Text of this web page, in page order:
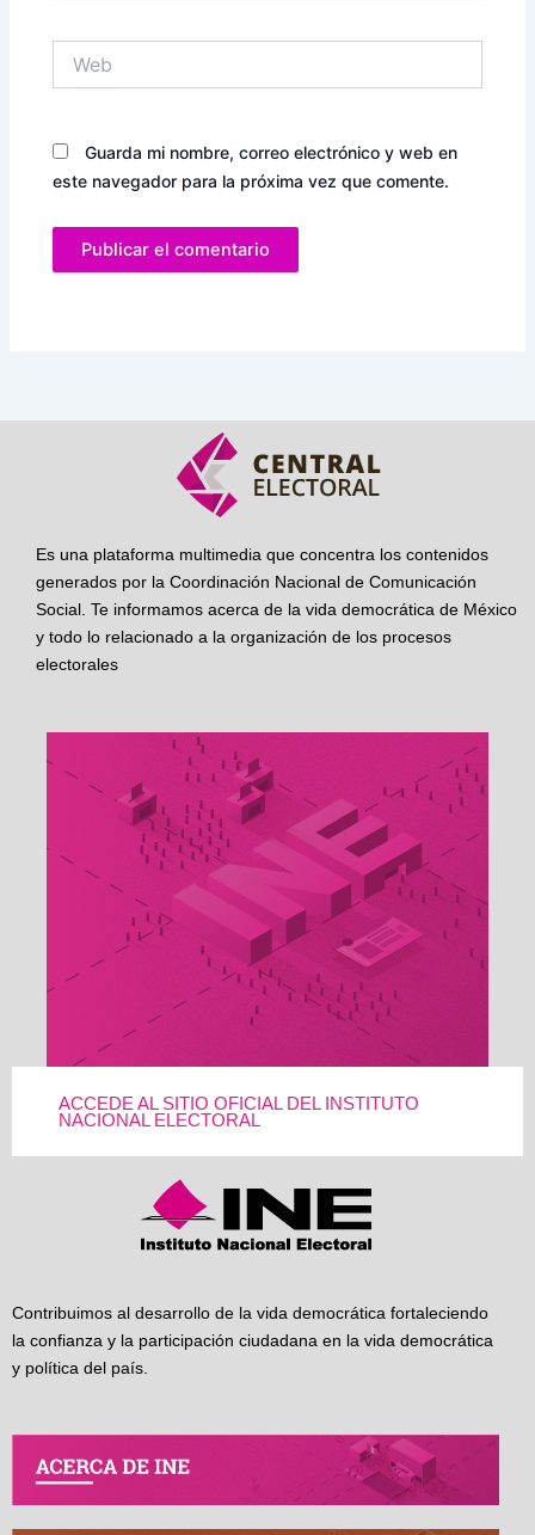
Guarda mi nombre, correo electrónico y web en
este navegador para la próxima vez que comente.
Es una plataforma multimedia que concentra los contenidos
generados por la Coordinación Nacional de Comunicación
Social. Te informamos acerca de la vida democrática de México
y todo lo relacionado a la organización de los procesos
electorales
ACCEDE AL SITIO OFICIAL DEL INSTITUTO
NACIONAL ELECTORAL
Contribuimos al desarrollo de la vida democrática fortaleciendo
la confianza y la participación ciudadana en la vida democrática
y política del país.